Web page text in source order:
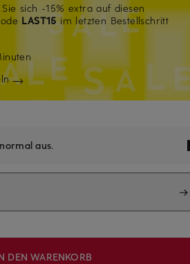
sich -15% extra auf diesen
LAST15im letzten Bestellschritt
normal aus.
DEN WARENKORB